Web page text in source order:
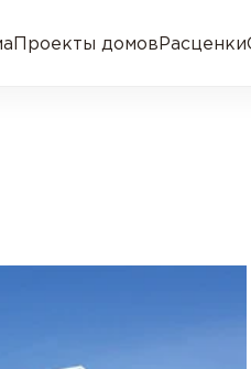
Проекты домовРасценки